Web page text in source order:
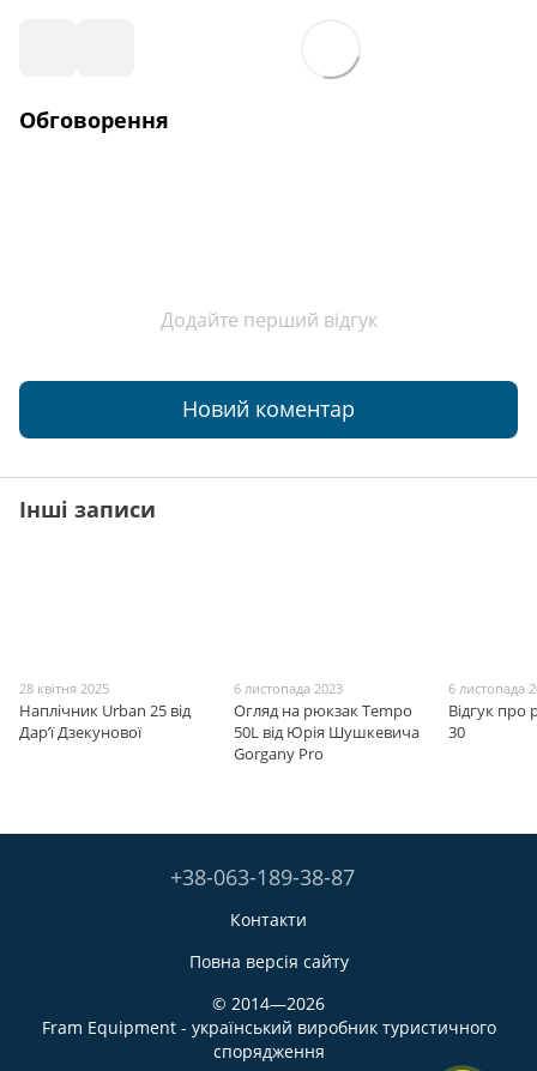
Обговорення
Додайте перший відгук
Новий коментар
Інші записи
28 квітня 2025
Наплічник Urban 25 від
Дарʼї Дзекунової
6 листопада 2023
Огляд на рюкзак Tempo
50L від Юрія Шушкевича
Gorgany Pro
6 листопада
Відгук про
30
+38-063-189-38-87
Контакти
Повна версія сайту
© 2014—2026
Fram Equipment - український виробник туристичного
спорядження